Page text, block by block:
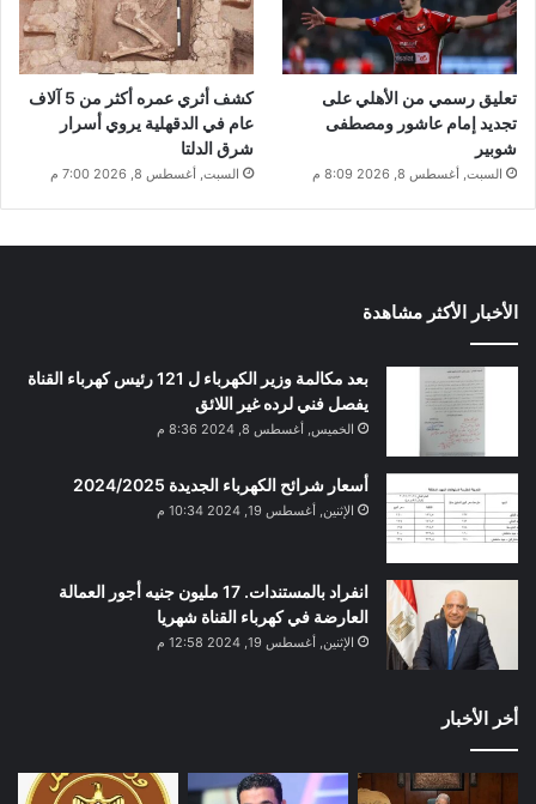
تعليق رسمي من الأهلي على
تجديد إمام عاشور ومصطفى
شوبير
السبت, أغسطس 8, 2026 8:09 م
كشف أثري عمره أكثر من 5 آلاف
عام في الدقهلية يروي أسرار
شرق الدلتا
السبت, أغسطس 8, 2026 7:00 م
الأخبار الأكثر مشاهدة
بعد مكالمة وزير الكهرباء ل 121 رئيس كهرباء القناة
يفصل فني لرده غير اللائق
الخميس, أغسطس 8, 2024 8:36 م
أسعار شرائح الكهرباء الجديدة 2024/2025
الإثنين, أغسطس 19, 2024 10:34 م
انفراد بالمستندات. 17 مليون جنيه أجور العمالة
العارضة في كهرباء القناة شهريا
الإثنين, أغسطس 19, 2024 12:58 م
أخر الأخبار